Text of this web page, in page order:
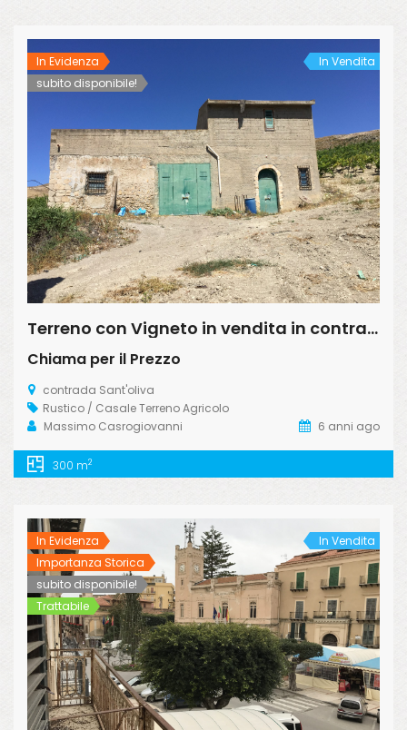
In Evidenza
subito disponibile!
In Vendita
Terreno con Vigneto in vendita in contrada sant’ oliva s.n.c., Licata
Chiama per il Prezzo
contrada Sant'oliva
Rustico / CasaleTerreno Agricolo
Massimo Casrogiovanni
6 anni ago
300 m2
In Evidenza
Importanza Storica
subito disponibile!
Trattabile
In Vendita